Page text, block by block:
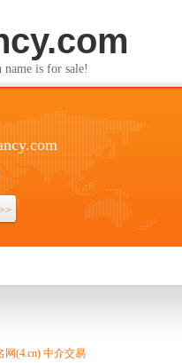
is for sale!
>>
网(4.cn) 中介交易